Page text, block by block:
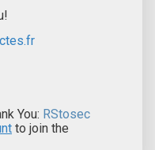
You: RStosec
to join the